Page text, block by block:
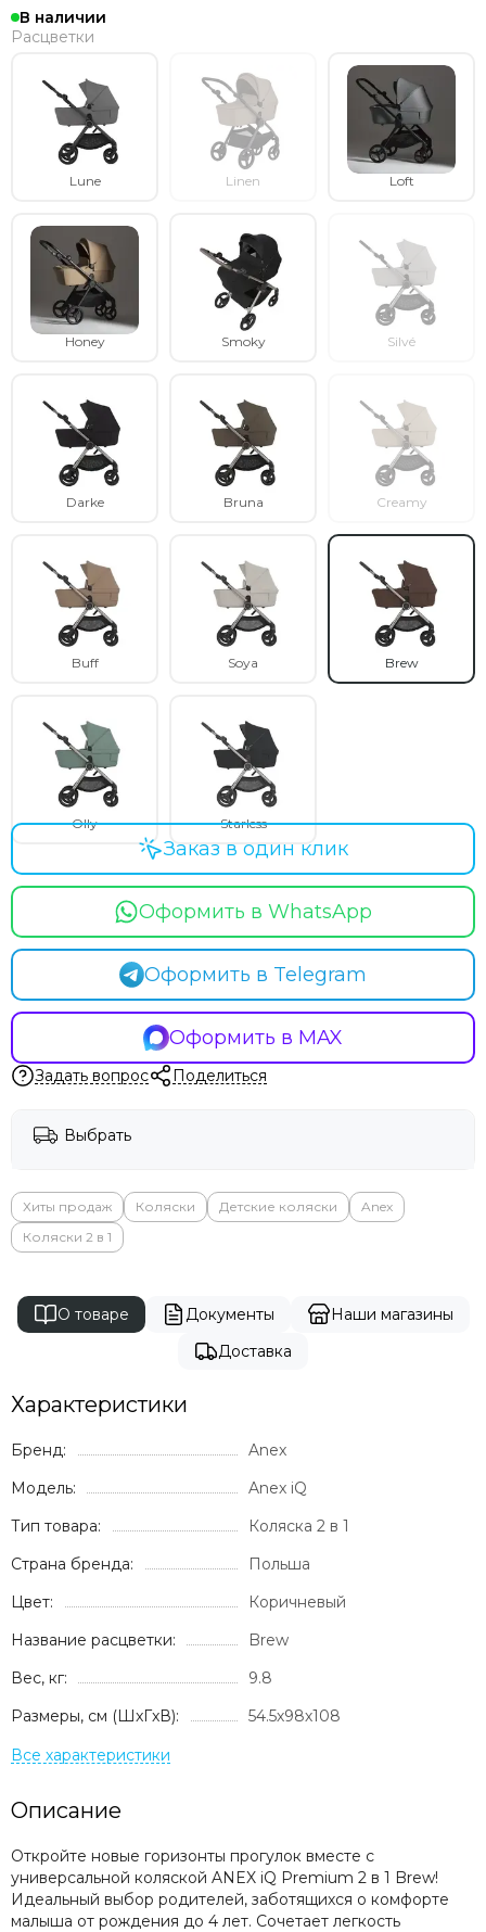
В наличии
Расцветки
Lune Linen Loft
Honey Smoky Silvé
Darke Bruna Creamy
Buff Soya Brew
Olly Starless
Оформить в WhatsApp
Оформить в Telegram
Оформить в MAX
Заказ в один клик
Задать вопрос Поделиться
Выбрать
Хиты продаж Коляски Детские коляски
Anex
Коляски 2 в 1
О товаре Документы
Наши магазины
Доставка
Характеристики
Бренд:
Anex
Модель:
Anex iQ
Тип товара:
Коляска 2 в 1
Страна бренда:
Польша
Цвет:
Коричневый
Название расцветки:
Brew
Вес, кг:
9.8
Размеры, см (ШxГxВ):
54.5х98х108
Описание
Откройте новые горизонты прогулок вместе с
универсальной коляской ANEX iQ Premium 2 в 1 Brew!
Идеальный выбор родителей, заботящихся о комфорте
малыша от рождения до 4 лет. Сочетает легкость